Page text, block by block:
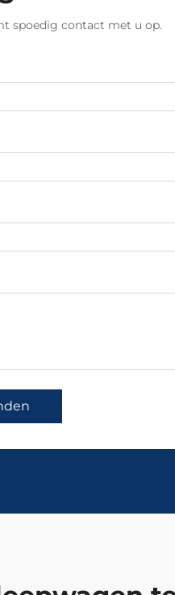
spoedig contact met u op.